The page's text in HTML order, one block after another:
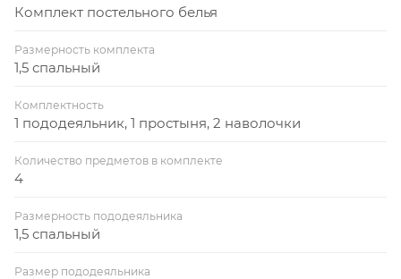
Комплект постельного белья
Размерность комплекта
1,5 спальный
Комплектность
1 пододеяльник, 1 простыня, 2 наволочки
Количество предметов в комплекте
4
Размерность пододеяльника
1,5 спальный
Размер пододеяльника